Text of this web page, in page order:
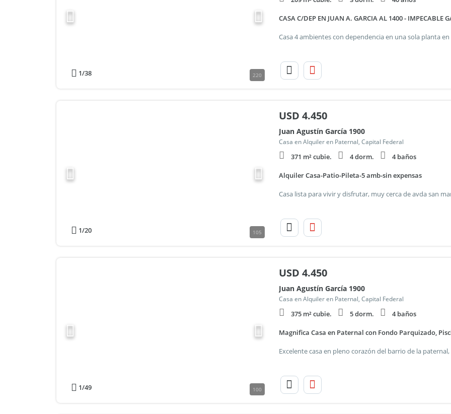
1/38 220
CASA C/DEP EN JUAN A. GARCIA AL 1400 - IMPECABLE
1/20 105
USD 4.450
Juan Agustín García 1900
Casa en Alquiler en Paternal, Capital Federal
371 m² cubie. 4 dorm. 4 baños
Alquiler Casa-Patio-Pileta-5 amb-sin expensas
1/49 100
USD 4.450
Juan Agustín García 1900
Casa en Alquiler en Paternal, Capital Federal
375 m² cubie. 5 dorm. 4 baños
Magnifica Casa en Paternal con Fondo Parquizado,